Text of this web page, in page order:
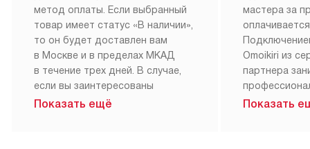
метод оплаты. Если выбранный
товар имеет статус «В наличии»,
то он будет доставлен вам
в Москве и в пределах МКАД
в течение трех дней. В случае,
если вы заинтересованы
в товаре, который доступен
Показать ещё
мастера за
Omoikiri из
партнера
Наш сервис
Показать